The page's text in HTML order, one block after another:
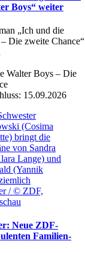
Boys“ weiter
„Ich und die
Die zweite Chance“
15.09.2026
(Cosima
bringt die
von Sandra
Lange) und
(Yannik
/ © ZDF,
Neue ZDF-
Familien-